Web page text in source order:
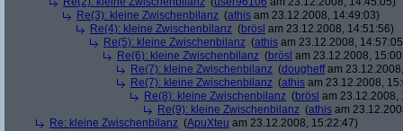
Re(3): kleine Zwischenbilanz (athis am 23.12.2008, 14:49:03)
Re(4): kleine Zwischenbilanz (brösl am 23.12.2008, 14:51:56)
Re(5): kleine Zwischenbilanz (athis am 23.12.2008,
Re(6): kleine Zwischenbilanz (brösl am 23.12.2008,
Re(7): kleine Zwischenbilanz (dougheffam
Re(7): kleine Zwischenbilanz (athis am 23.12.2008,
Re(8): kleine Zwischenbilanz (brösl am 23.12.2008,
Re(9): kleine Zwischenbilanz (athis am
Re: kleine Zwischenbilanz (ApuXteu am 23.12.2008, 15:22:47)